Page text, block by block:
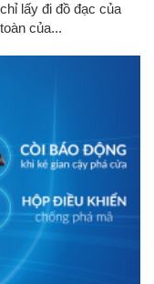
lấy đi đồ đạc của
của...